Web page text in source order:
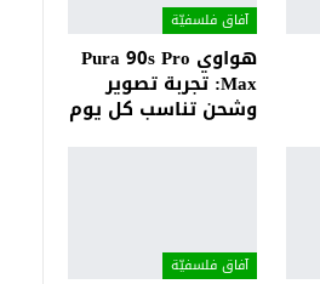
آفاق فلسفيّة‎
هواوي Pura 90s Pro
Max: تجربة تصوير
وشحن تناسب كل يوم
آفاق فلسفيّة‎